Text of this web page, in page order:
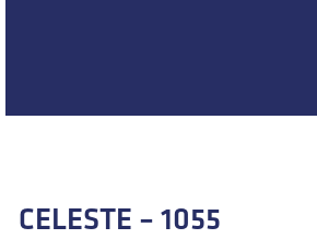
CELESTE – 1055